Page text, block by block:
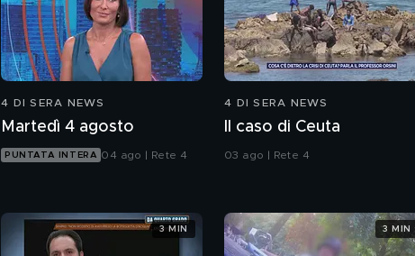
4 DI SERA NEWS
Martedì 4 agosto
PUNTATA INTERA 04 ago | Rete 4
4 DI SERA NEWS
Il caso di Ceuta
03 ago | Rete 4
3 MIN 3 MIN